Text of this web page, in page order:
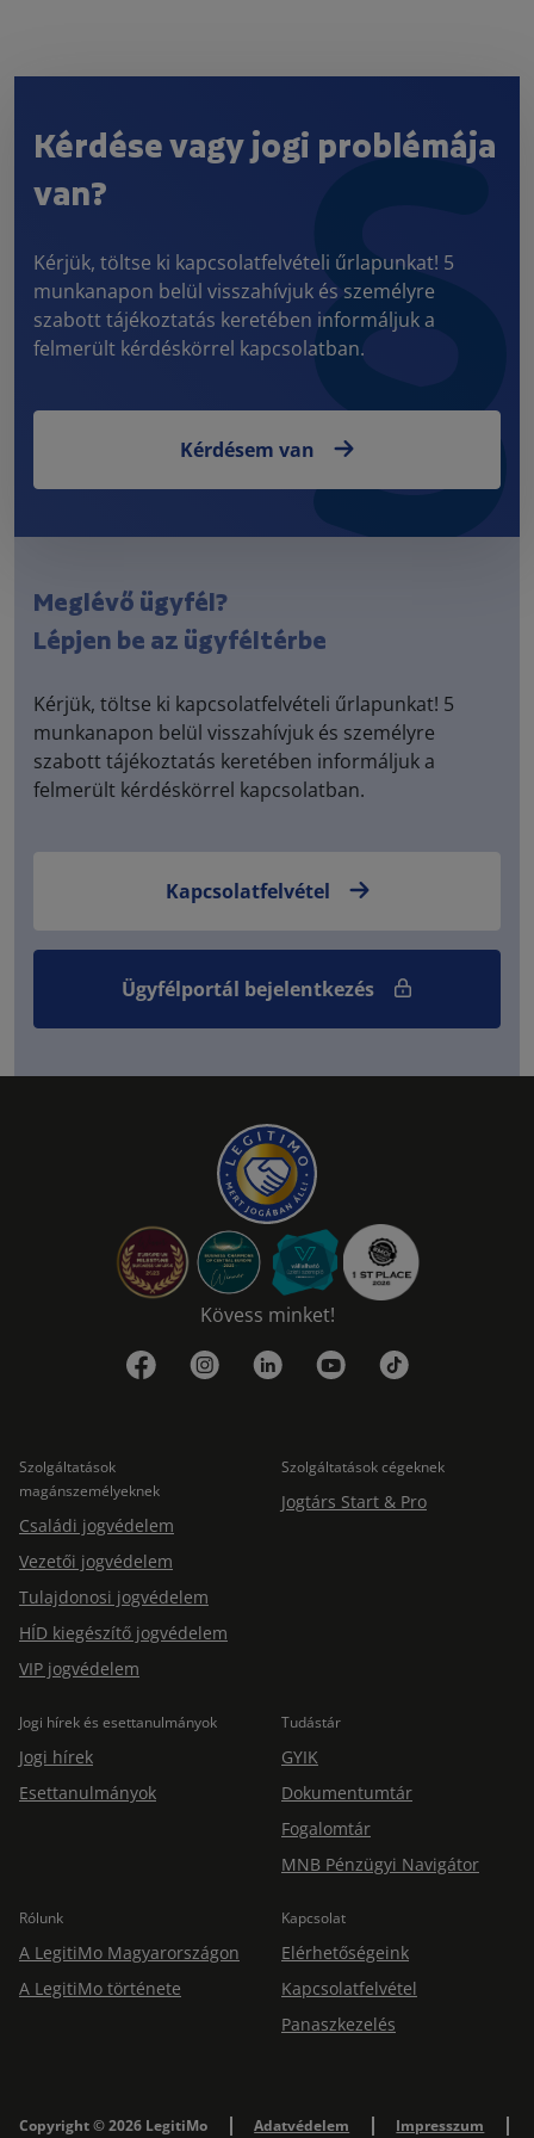
Kérdése vagy jogi problémája
van?
Kérjük, töltse ki kapcsolatfelvételi űrlapunkat! 5
munkanapon belül visszahívjuk és személyre
szabott tájékoztatás keretében informáljuk a
felmerült kérdéskörrel kapcsolatban.
Kérdésem van
Meglévő ügyfél?
Lépjen be az ügyféltérbe
Kérjük, töltse ki kapcsolatfelvételi űrlapunkat! 5
munkanapon belül visszahívjuk és személyre
szabott tájékoztatás keretében informáljuk a
felmerült kérdéskörrel kapcsolatban.
Kapcsolatfelvétel
Ügyfélportál bejelentkezés
Kövess minket!
Szolgáltatások
magánszemélyeknek
Családi jogvédelem
Vezetői jogvédelem
Tulajdonosi jogvédelem
HÍD kiegészítő jogvédelem
VIP jogvédelem
Szolgáltatások cégeknek
Jogtárs Start & Pro
Jogi hírek és esettanulmányok
Jogi hírek
Esettanulmányok
Tudástár
GYIK
Dokumentumtár
Fogalomtár
MNB Pénzügyi Navigátor
Rólunk
A LegitiMo Magyarországon
A LegitiMo története
Kapcsolat
Elérhetőségeink
Kapcsolatfelvétel
Panaszkezelés
Copyright © 2026 LegitiMo Adatvédelem
Impresszum